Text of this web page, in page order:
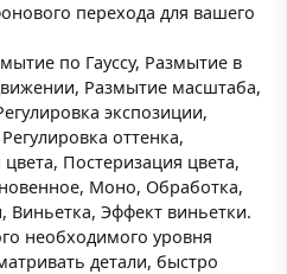
перехода для вашего
по Гауссу, Размытие в
Размытие масштаба,
экспозиции,
оттенка,
Постеризация цвета,
Моно, Обработка,
Виньетка, Эффект виньетки.
необходимого уровня
детали, быстро